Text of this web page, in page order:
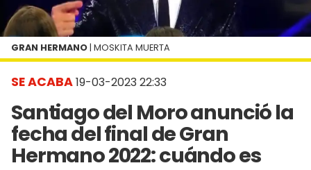
SE ACABA19-03-2023 22:33
Santiago del Moro anunció la
fecha del final de Gran
Hermano 2022: cuándo es
GRAN HERMANO | MOSKITA MUERTA